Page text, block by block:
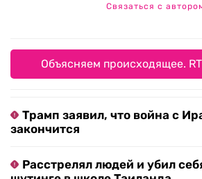
Связаться с
Объясняем происходящее.
Трамп заявил, что война с
закончится
Расстрелял людей и убил